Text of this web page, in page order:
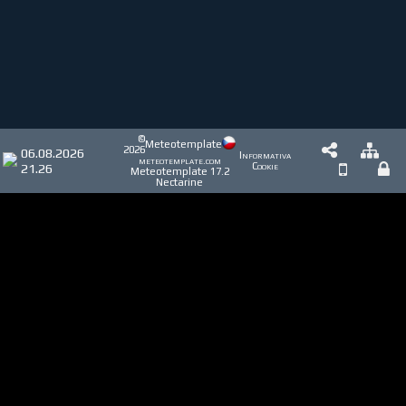
06.08.2026
21.26
©
2026Meteotemplate
meteotemplate.com
Meteotemplate 17.2
Nectarine
Informativa
Cookie